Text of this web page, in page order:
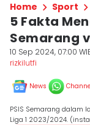
Home Sport
5 Fakta
Semarang
10 Sep 2024, 07:00
rizkilutfi
News
PSIS Semarang dalam
Liga 1 2023/2024.